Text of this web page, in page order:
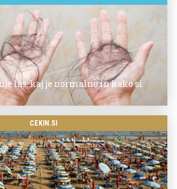
las: kaj je normalno in kako si
CEKIN.SI